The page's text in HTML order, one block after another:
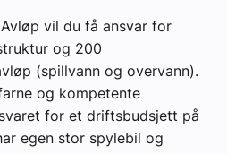
vil du få ansvar for
og 200
(spillvann og overvann).
og kompetente
for et driftsbudsjett på
egen stor spylebil og